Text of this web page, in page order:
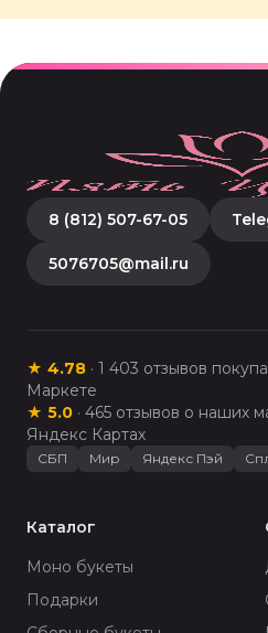
8 (812) 507-67-05
5076705@mail.ru
★ 4.78 · 1 403 отзывов
Маркете
★ 5.0 · 465 отзывов о наших
Яндекс Картах
СБП Мир Яндекс Пэй
Каталог
Моно букеты
Подарки